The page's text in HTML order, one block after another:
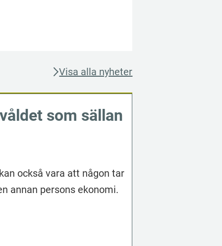
Visa alla nyheter
som sällan
också vara att någon tar
annan persons ekonomi.